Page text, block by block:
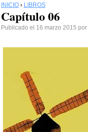
INICIO › LIBROS
Capítulo 06
Publicado el 16 marzo 2015 por